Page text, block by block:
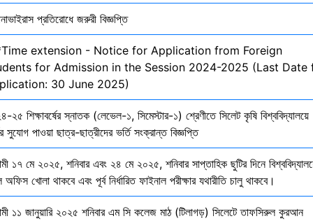
প্রতিরোধে জরুরী বিজ্ঞপ্তি
extension - Notice for Application from Foreign
for Admission in the Session 2024-2025 (Last Date
30 June 2025)
২৫ শিক্ষাবর্ষের স্নাতক (লেভেল-১, সিমেস্টার-১) শ্রেণীতে সিলেট কৃষি বিশ্ববিদ্যালয়ে
সুযোগ পাওয়া ছাত্র-ছাত্রীদের ভর্তি সংক্রান্ত বিজ্ঞপ্তি
১৭ মে ২০২৫, শনিবার এবং ২৪ মে ২০২৫, শনিবার সাপ্তাহিক ছুটির দিনে
খোলা থাকবে এবং পূর্ব নির্ধারিত ফাইনাল পরীক্ষার যথারীতি চালু থাকবে।
১১ জানুয়ারি ২০২৫ শনিবার এম সি কলেজ মাঠ (টিলাগড়) সিলেটে তাফসিরুল কুরআন